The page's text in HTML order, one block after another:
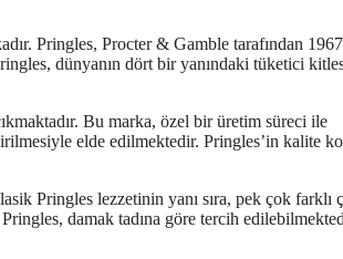
Pringles, Procter & Gamble tarafından 1967
dünyanın dört bir yanındaki tüketici
Bu marka, özel bir üretim süreci ile
elde edilmektedir. Pringles’in kalite
Pringles lezzetinin yanı sıra, pek çok farklı
damak tadına göre tercih